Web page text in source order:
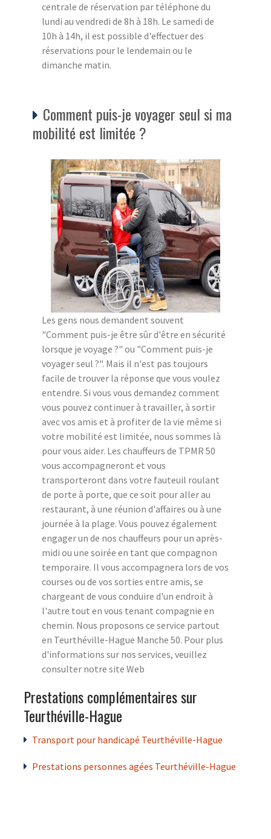
centrale de réservation par téléphone du
lundi au vendredi de 8h à 18h. Le samedi de
10h à 14h, il est possible d'effectuer des
réservations pour le lendemain ou le
dimanche matin.
Comment puis-je voyager seul si ma
mobilité est limitée ?
Les gens nous demandent souvent
"Comment puis-je être sûr d'être en sécurité
lorsque je voyage ?" ou "Comment puis-je
voyager seul ?". Mais il n'est pas toujours
facile de trouver la réponse que vous voulez
entendre. Si vous vous demandez comment
vous pouvez continuer à travailler, à sortir
avec vos amis et à profiter de la vie même si
votre mobilité est limitée, nous sommes là
pour vous aider. Les chauffeurs de TPMR 50
vous accompagneront et vous
transporteront dans votre fauteuil roulant
de porte à porte, que ce soit pour aller au
restaurant, à une réunion d'affaires ou à une
journée à la plage. Vous pouvez également
engager un de nos chauffeurs pour un après-
midi ou une soirée en tant que compagnon
temporaire. Il vous accompagnera lors de vos
courses ou de vos sorties entre amis, se
chargeant de vous conduire d'un endroit à
l'autre tout en vous tenant compagnie en
chemin. Nous proposons ce service partout
en Teurthéville-Hague Manche 50. Pour plus
d'informations sur nos services, veuillez
consulter notre site Web
Prestations complémentaires sur
Teurthéville-Hague
Transport pour handicapé Teurthéville-Hague
Prestations personnes agées Teurthéville-Hague